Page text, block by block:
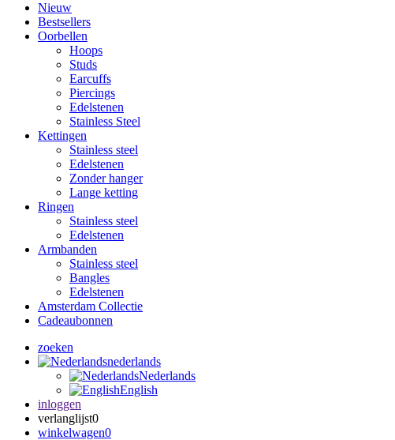
Nieuw
Bestsellers
Oorbellen
Hoops
Studs
Earcuffs
Piercings
Edelstenen
Stainless Steel
Kettingen
Stainless steel
Edelstenen
Zonder hanger
Lange ketting
Ringen
Stainless steel
Edelstenen
Armbanden
Stainless steel
Bangles
Edelstenen
Amsterdam Collectie
Cadeaubonnen
zoeken
nederlands
Nederlands
English
inloggen
verlanglijst0
winkelwagen0